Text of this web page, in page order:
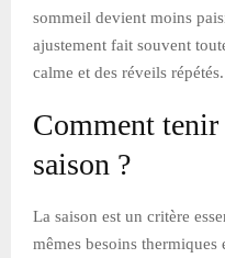
sommeil devient moins
ajustement fait souvent
calme et des réveils répétés.
Comment tenir
saison ?
La saison est un critère
mêmes besoins